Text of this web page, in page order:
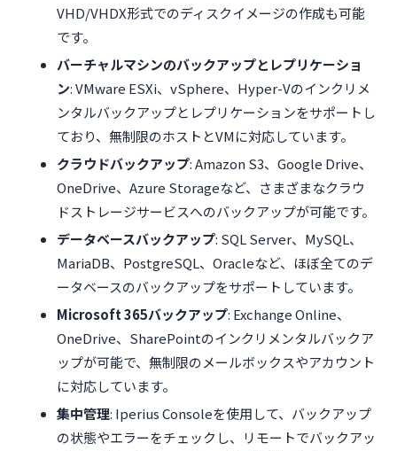
VHD/VHDX形式でのディスクイメージの作成も可能
です。
バーチャルマシンのバックアップとレプリケーショ
ン: VMware ESXi、vSphere、Hyper-Vのインクリメ
ンタルバックアップとレプリケーションをサポートし
ており、無制限のホストとVMに対応しています。
クラウドバックアップ: Amazon S3、Google Drive、
OneDrive、Azure Storageなど、さまざまなクラウ
ドストレージサービスへのバックアップが可能です。
データベースバックアップ: SQL Server、MySQL、
MariaDB、PostgreSQL、Oracleなど、ほぼ全てのデ
ータベースのバックアップをサポートしています。
Microsoft 365バックアップ: Exchange Online、
OneDrive、SharePointのインクリメンタルバックア
ップが可能で、無制限のメールボックスやアカウント
に対応しています。
集中管理: Iperius Consoleを使用して、バックアップ
の状態やエラーをチェックし、リモートでバックアッ